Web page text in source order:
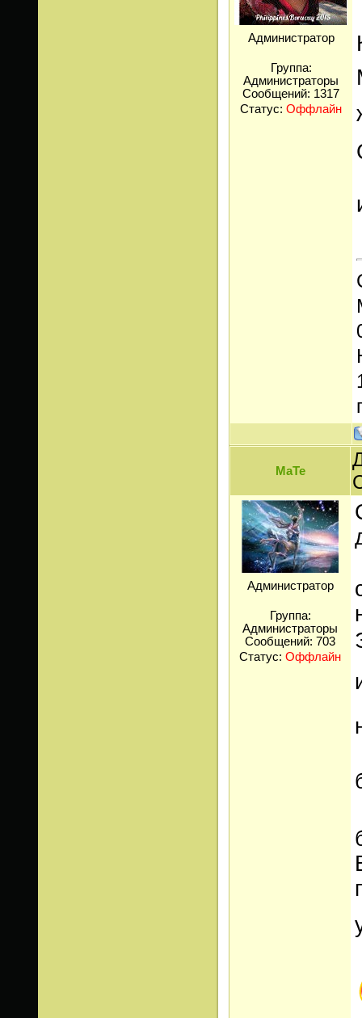
Администратор
Группа:
Администраторы
Сообщений: 1317
Статус: Оффлайн
МаТе
Администратор
Группа:
Администраторы
Сообщений: 703
Статус: Оффлайн